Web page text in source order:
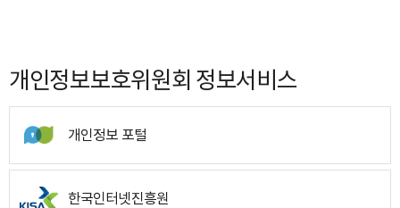
개인정보보호위원회 정보서비스
개인정보 포털
한국인터넷진흥원